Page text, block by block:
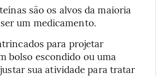
são os alvos da maioria
um medicamento.
para projetar
bolso escondido ou uma
sua atividade para tratar